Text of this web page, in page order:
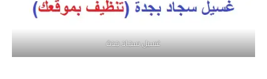
غسيل سجاد جدة